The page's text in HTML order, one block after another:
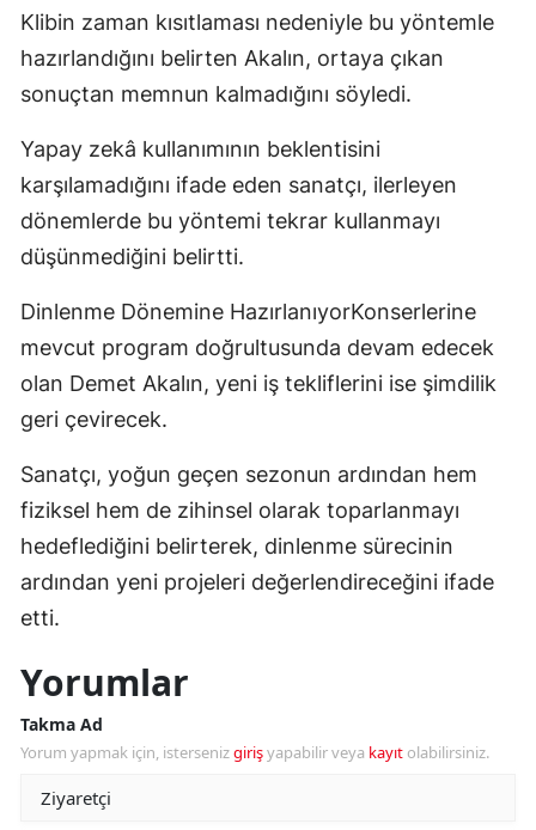
Klibin zaman kısıtlaması nedeniyle bu yöntemle
hazırlandığını belirten Akalın, ortaya çıkan
sonuçtan memnun kalmadığını söyledi.
Yapay zekâ kullanımının beklentisini
karşılamadığını ifade eden sanatçı, ilerleyen
dönemlerde bu yöntemi tekrar kullanmayı
düşünmediğini belirtti.
Dinlenme Dönemine HazırlanıyorKonserlerine
mevcut program doğrultusunda devam edecek
olan Demet Akalın, yeni iş tekliflerini ise şimdilik
geri çevirecek.
Sanatçı, yoğun geçen sezonun ardından hem
fiziksel hem de zihinsel olarak toparlanmayı
hedeflediğini belirterek, dinlenme sürecinin
ardından yeni projeleri değerlendireceğini ifade
etti.
Yorumlar
Takma Ad
Yorum yapmak için, istersenizgirişyapabilir veya kayıt olabilirsiniz.